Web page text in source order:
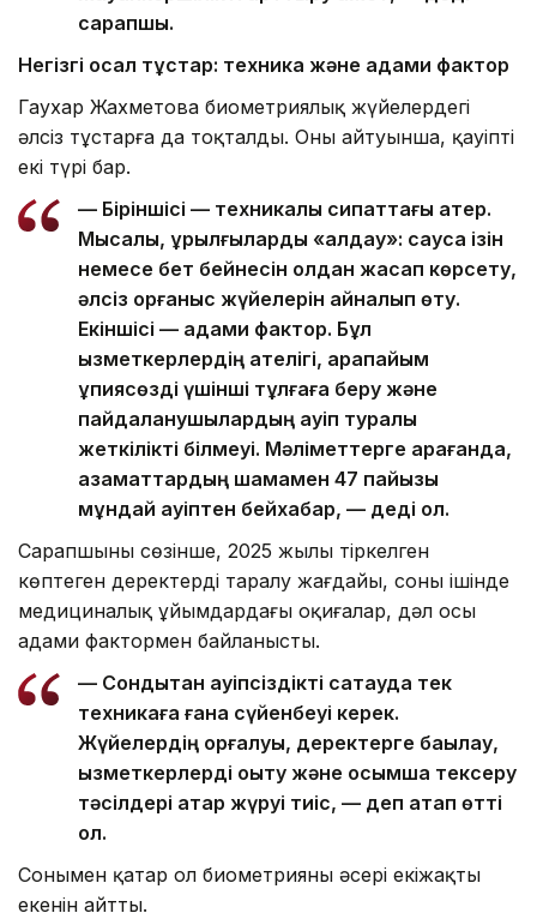
сарапшы.
Негізгі осал тұстар: техника және адами фактор
Гаухар Жахметова биометриялық жүйелердегі
әлсіз тұстарға да тоқталды. Оның айтуынша, қауіптің
екі түрі бар.
— Біріншісі — техникалық сипаттағы қатер.
Мысалы, құрылғыларды «алдау»: саусақ ізін
немесе бет бейнесін қолдан жасап көрсету,
әлсіз қорғаныс жүйелерін айналып өту.
Екіншісі — адами фактор. Бұл
қызметкерлердің қателігі, қарапайым
құпиясөзді үшінші тұлғаға беру және
пайдаланушылардың қауіп туралы
жеткілікті білмеуі. Мәліметтерге қарағанда,
азаматтардың шамамен 47 пайызы
мұндай қауіптен бейхабар, — деді ол.
Сарапшының сөзінше, 2025 жылы тіркелген
көптеген деректердің таралу жағдайы, соның ішінде
медициналық ұйымдардағы оқиғалар, дәл осы
адами фактормен байланысты.
— Сондықтан қауіпсіздікті сақтауда тек
техникаға ғана сүйенбеуі керек.
Жүйелердің қорғалуы, деректерге бақылау,
қызметкерлерді оқыту және қосымша тексеру
тәсілдері қатар жүруі тиіс, — деп атап өтті
ол.
Сонымен қатар ол биометрияның әсері екіжақты
екенін айтты.